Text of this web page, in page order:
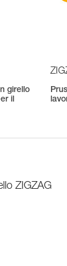
girello
il
ZIGZAG